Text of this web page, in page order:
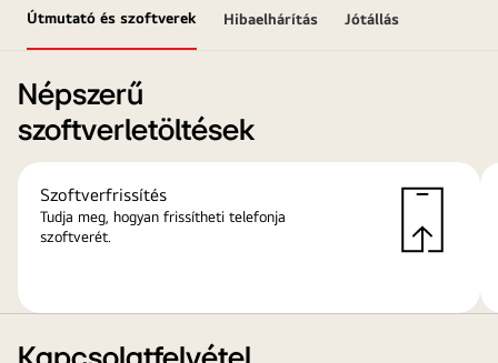
Útmutató és szoftverek Hibaelhárítás Jótállás
Népszerű
szoftverletöltések
Szoftverfrissítés
Tudja meg, hogyan frissítheti telefonja
szoftverét.